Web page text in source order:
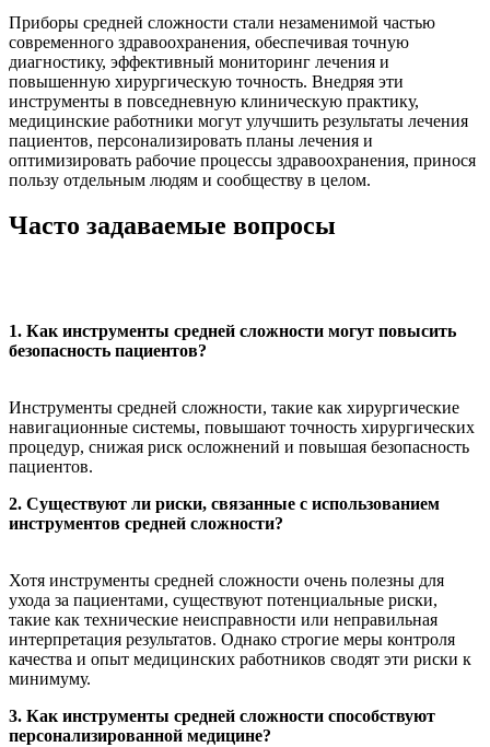
Приборы средней сложности стали незаменимой частью
современного здравоохранения, обеспечивая точную
диагностику, эффективный мониторинг лечения и
повышенную хирургическую точность. Внедряя эти
инструменты в повседневную клиническую практику,
медицинские работники могут улучшить результаты лечения
пациентов, персонализировать планы лечения и
оптимизировать рабочие процессы здравоохранения, принося
пользу отдельным людям и сообществу в целом.
Часто задаваемые вопросы
1. Как инструменты средней сложности могут повысить
безопасность пациентов?
Инструменты средней сложности, такие как хирургические
навигационные системы, повышают точность хирургических
процедур, снижая риск осложнений и повышая безопасность
пациентов.
2. Существуют ли риски, связанные с использованием
инструментов средней сложности?
Хотя инструменты средней сложности очень полезны для
ухода за пациентами, существуют потенциальные риски,
такие как технические неисправности или неправильная
интерпретация результатов. Однако строгие меры контроля
качества и опыт медицинских работников сводят эти риски к
минимуму.
3. Как инструменты средней сложности способствуют
персонализированной медицине?